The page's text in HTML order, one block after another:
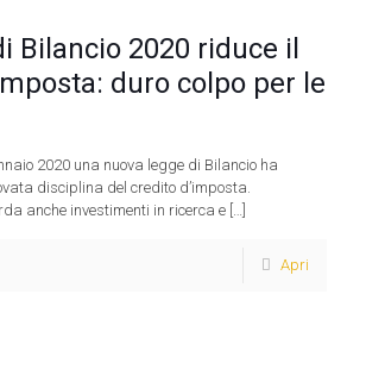
Bilancio 2020 riduce il
duro colpo per le
2020 una nuova legge di Bilancio ha
disciplina del credito d’imposta.
anche investimenti in ricerca e […]
Apri